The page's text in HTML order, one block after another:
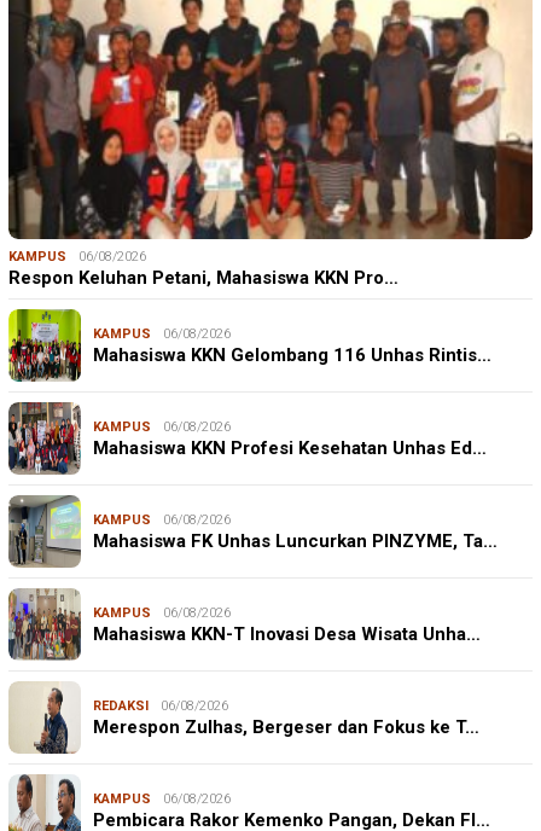
KAMPUS 06/08/2026
Respon Keluhan Petani, Mahasiswa KKN Pro…
KAMPUS 06/08/2026
Mahasiswa KKN Gelombang 116 Unhas Rintis…
KAMPUS 06/08/2026
Mahasiswa KKN Profesi Kesehatan Unhas Ed…
KAMPUS 06/08/2026
Mahasiswa FK Unhas Luncurkan PINZYME, Ta…
KAMPUS 06/08/2026
Mahasiswa KKN-T Inovasi Desa Wisata Unha…
REDAKSI 06/08/2026
Merespon Zulhas, Bergeser dan Fokus ke T…
KAMPUS 06/08/2026
Pembicara Rakor Kemenko Pangan, Dekan FI…